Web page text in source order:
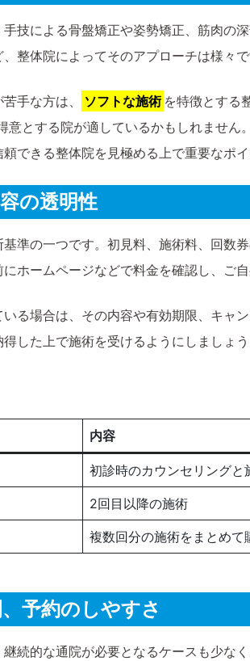
技による骨盤矯正や姿勢矯正、筋肉の
整体院によってそのアプローチは様々で
手な方は、 ソフトな施術 を特徴とする
意とする院が適しているかもしれませ
できる整体院を見極める上で重要なポイ
の透明性
準の一つです。初見料、施術料、回数
ホームページなどで料金を確認し、ご
る場合は、その内容や有効期限、キャ
した上で施術を受けるようにしましょう
内容
初診時のカウンセリングと
2回目以降の施術
複数回分の施術をまとめて
予約のしやすさ
続的な通院が必要となるケースも少なく